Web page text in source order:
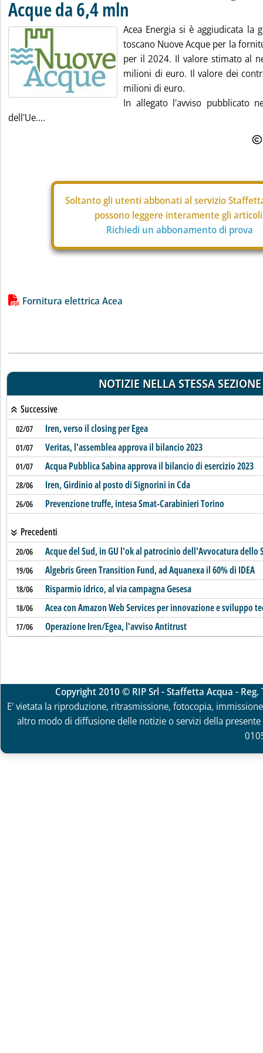
Acque da 6,4 mln
Acea Energia si è aggiudicata la
toscano Nuove Acque per la
per il 2024. Il valore stimato al
milioni di euro. Il valore dei
milioni di euro.
In allegato l'avviso pubblicato
dell'Ue....
Soltanto gli utenti abbonati al servizio
possono leggere interamente gli
Richiedi un abbonamento di prova
Lista allegati PDF alla notizia
Fornitura elettrica Acea
NOTIZIE NELLA STESSA SEZIONE
Successive
02/07 Iren, verso il closing per Egea
01/07 Veritas, l'assemblea approva il bilancio 2023
01/07 Acqua Pubblica Sabina approva il bilancio di esercizio 2023
28/06 Iren, Girdinio al posto di Signorini in Cda
26/06 Prevenzione truffe, intesa Smat-Carabinieri Torino
Precedenti
20/06 Acque del Sud, in GU l'ok al patrocinio dell'Avvocatura dello
19/06 Algebris Green Transition Fund, ad Aquanexa il 60% di IDEA
18/06 Risparmio idrico, al via campagna Gesesa
18/06 Acea con Amazon Web Services per innovazione e sviluppo
17/06 Operazione Iren/Egea, l'avviso Antitrust
Copyright 2010 © RIP Srl - Staffetta Acqua -
E' vietata la riproduzione, ritrasmissione, fotocopia,
altro modo di diffusione delle notizie o servizi della